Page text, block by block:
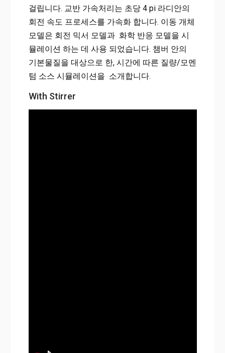
걸립니다. 교반 가속처리는 초당 4 pi 라디안의
회전 속도 프로세스를 가속화 합니다. 이동 개체
모델은 회전 믹서 모델과 화학 반응 모델을 시
뮬레이션 하는 데 사용 되었습니다. 챔버 안의
기본물질을 대상으로 한, 시간에 따른 질량/모멘
텀 소스 시뮬레이션을 소개합니다.
With Stirrer